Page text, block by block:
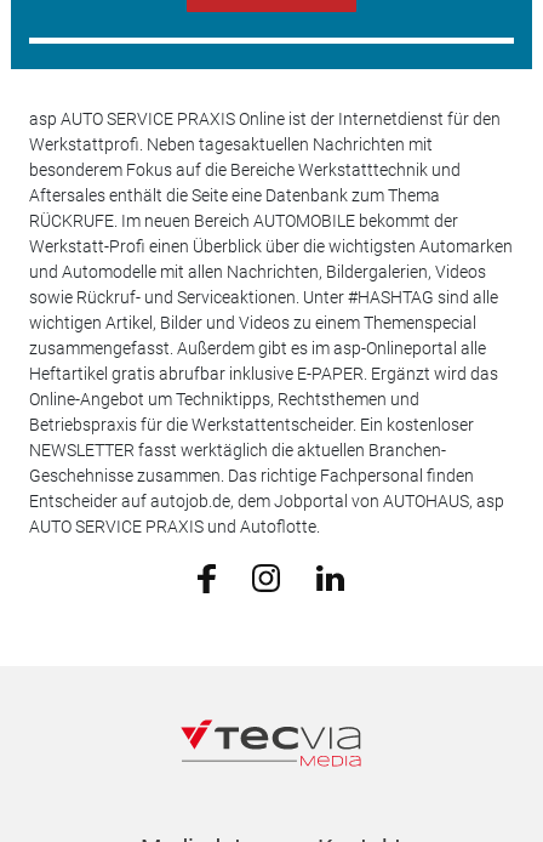
asp AUTO SERVICE PRAXIS Online ist der Internetdienst für den
Werkstattprofi. Neben tagesaktuellen Nachrichten mit
besonderem Fokus auf die Bereiche Werkstatttechnik und
Aftersales enthält die Seite eine Datenbank zum Thema
RÜCKRUFE. Im neuen Bereich AUTOMOBILE bekommt der
Werkstatt-Profi einen Überblick über die wichtigsten Automarken
und Automodelle mit allen Nachrichten, Bildergalerien, Videos
sowie Rückruf- und Serviceaktionen. Unter #HASHTAG sind alle
wichtigen Artikel, Bilder und Videos zu einem Themenspecial
zusammengefasst. Außerdem gibt es im asp-Onlineportal alle
Heftartikel gratis abrufbar inklusive E-PAPER. Ergänzt wird das
Online-Angebot um Techniktipps, Rechtsthemen und
Betriebspraxis für die Werkstattentscheider. Ein kostenloser
NEWSLETTER fasst werktäglich die aktuellen Branchen-
Geschehnisse zusammen. Das richtige Fachpersonal finden
Entscheider auf autojob.de, dem Jobportal von AUTOHAUS, asp
AUTO SERVICE PRAXIS und Autoflotte.